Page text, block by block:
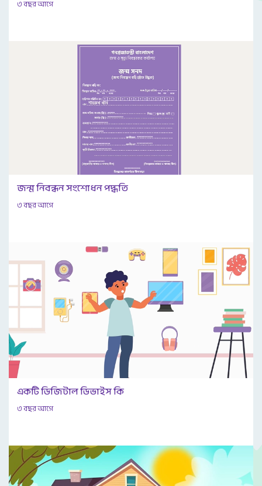
৩ বছর আগে
জন্ম নিবন্ধন সংশোধন পদ্ধতি
৩ বছর আগে
একটি ডিজিটাল ডিভাইস কি
৩ বছর আগে